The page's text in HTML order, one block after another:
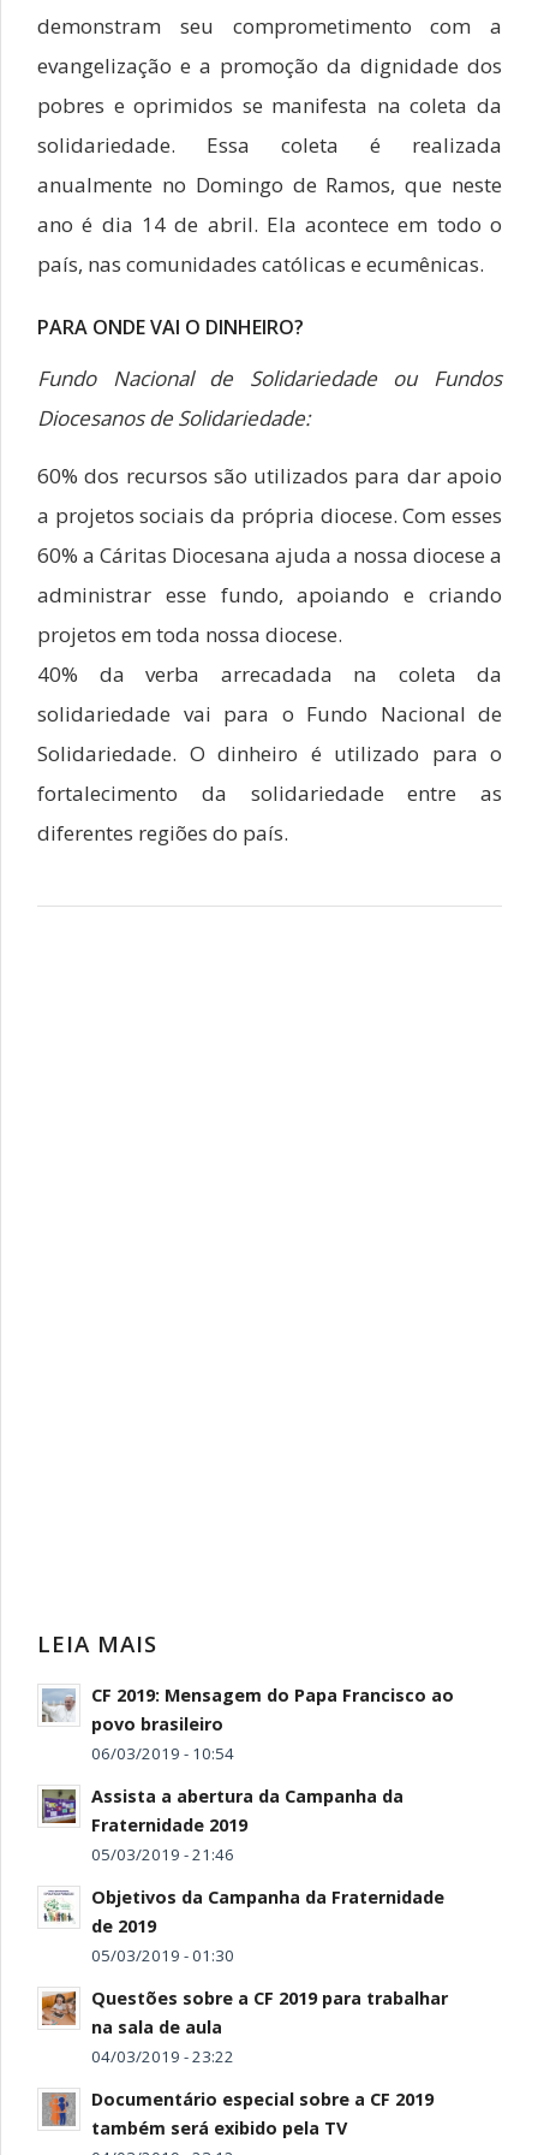
demonstram seu comprometimento com a
evangelização e a promoção da dignidade dos
pobres e oprimidos se manifesta na coleta da
solidariedade. Essa coleta é realizada
anualmente no Domingo de Ramos, que neste
ano é dia 14 de abril. Ela acontece em todo o
país, nas comunidades católicas e ecumênicas.
PARA ONDE VAI O DINHEIRO?
Fundo Nacional de Solidariedade ou Fundos
Diocesanos de Solidariedade:
60% dos recursos são utilizados para dar apoio
a projetos sociais da própria diocese. Com esses
60% a Cáritas Diocesana ajuda a nossa diocese a
administrar esse fundo, apoiando e criando
projetos em toda nossa diocese.
40% da verba arrecadada na coleta da
solidariedade vai para o Fundo Nacional de
Solidariedade. O dinheiro é utilizado para o
fortalecimento da solidariedade entre as
diferentes regiões do país.
LEIA MAIS
CF 2019: Mensagem do Papa Francisco ao
povo brasileiro
06/03/2019 - 10:54
Assista a abertura da Campanha da
Fraternidade 2019
05/03/2019 - 21:46
Objetivos da Campanha da Fraternidade
de 2019
05/03/2019 - 01:30
Questões sobre a CF 2019 para trabalhar
na sala de aula
04/03/2019 - 23:22
Documentário especial sobre a CF 2019
também será exibido pela TV